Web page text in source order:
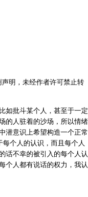
声明，未经作者许可禁止转
如批斗某个人，甚至于一定
的人驻着的沙场，所以情绪
潜意识上希望构造一个正常
个人的认识，而且每个人
话不幸的被引入的每个人认
个人都有说话的权力，我认